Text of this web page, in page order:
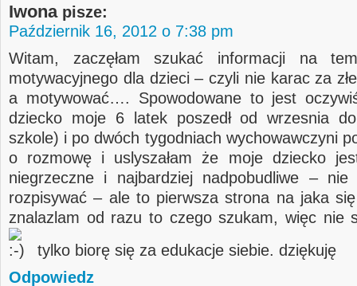
Iwona pisze:
Październik 16, 2012 o 7:38 pm
Witam, zaczęłam szukać informacji na
motywacyjnego dla dzieci – czyli nie karac za
a motywować…. Spowodowane to jest
dziecko moje 6 latek poszedł od wrzesnia
szkole) i po dwóch tygodniach wychowawczyni
o rozmowę i uslyszałam że moje dziecko
niegrzeczne i najbardziej nadpobudliwe –
rozpisywać – ale to pierwsza strona na jaka się
znalazlam od razu to czego szukam, więc nie
tylko biorę się za edukacje siebie. dziękuję
Odpowiedz